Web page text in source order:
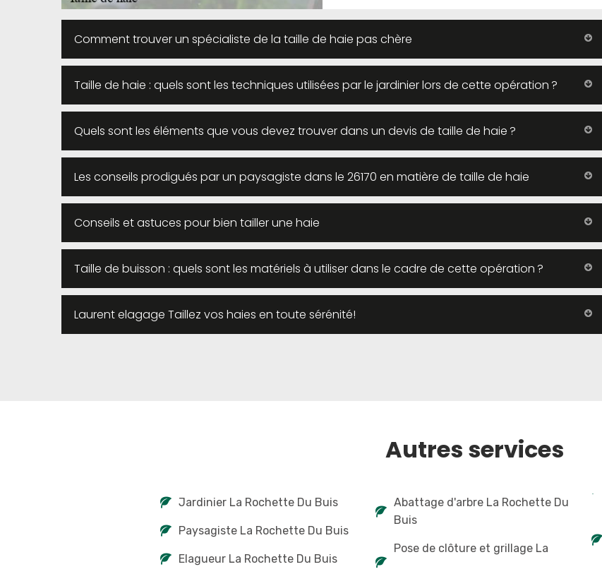
Comment trouver un spécialiste de la taille de haie pas chère
Taille de haie : quels sont les techniques utilisées par le jardinier lors de cette opération ?
Quels sont les éléments que vous devez trouver dans un devis de taille de haie ?
Les conseils prodigués par un paysagiste dans le 26170 en matière de taille de haie
Conseils et astuces pour bien tailler une haie
Taille de buisson : quels sont les matériels à utiliser dans le cadre de cette opération ?
Laurent elagage Taillez vos haies en toute sérénité!
Autres services
Jardinier La Rochette Du Buis
Paysagiste La Rochette Du Buis
Elagueur La Rochette Du Buis
Abattage d'arbre La Rochette Du
Buis
Pose de clôture et grillage La